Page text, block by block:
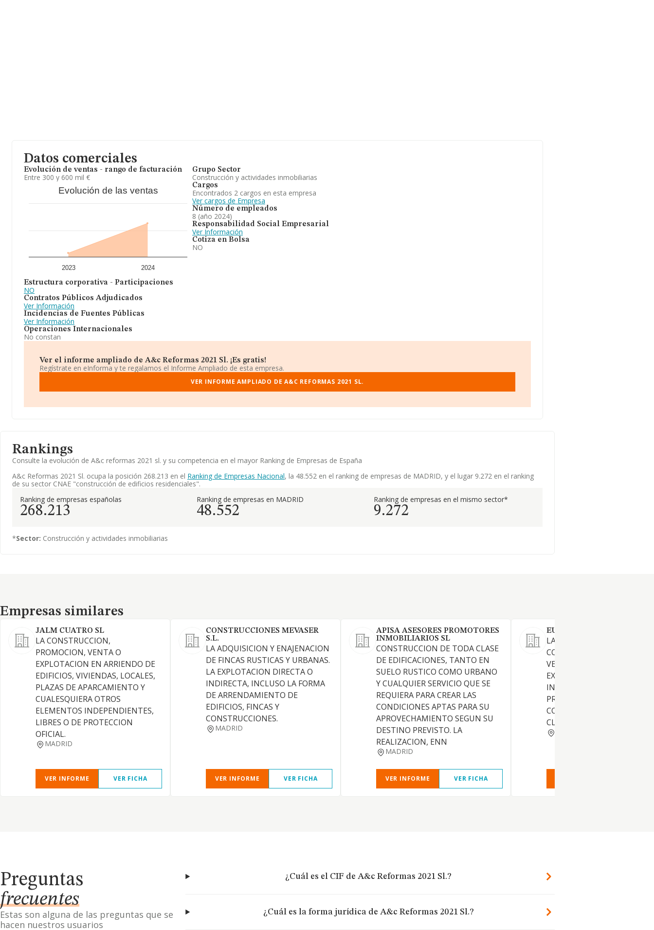
Datos comerciales
Evolución de ventas - rango de facturación
Entre 300 y 600 mil €
Evolución de las ventas
2023 2024
Estructura corporativa - Participaciones
NO
Contratos Públicos Adjudicados
Ver Información
Incidencias de Fuentes Públicas
Ver Información
Operaciones Internacionales
No constan
Grupo Sector
Construcción y actividades inmobiliarias
Cargos
Encontrados 2 cargos en esta empresa
Ver cargos de Empresa
Número de empleados
8 (año 2024)
Responsabilidad Social Empresarial
Ver Información
Cotiza en Bolsa
NO
Ver el informe ampliado de A&c Reformas 2021 Sl. ¡Es gratis!
Regístrate en eInforma y te regalamos el Informe Ampliado de esta empresa.
VER INFORME AMPLIADO DE A&C REFORMAS 2021 SL.
Rankings
Consulte la evolución de A&c reformas 2021 sl. y su competencia en el mayor Ranking de Empresas de España
A&c Reformas 2021 Sl. ocupa la posición 268.213 en el Ranking de Empresas Nacional, la 48.552 en el ranking de empresas de MADRID, y el lugar 9.272 en el ranking
de su sector CNAE "construcción de edificios residenciales".
Ranking de empresas españolas
268.213
Ranking de empresas en MADRID
48.552
Ranking de empresas en el mismo sector*
9.272
*Sector: Construcción y actividades inmobiliarias
Empresas similares
Empresas similares
JALM CUATRO SL
LA CONSTRUCCION,
PROMOCION, VENTA O
EXPLOTACION EN ARRIENDO DE
EDIFICIOS, VIVIENDAS, LOCALES,
PLAZAS DE APARCAMIENTO Y
CUALESQUIERA OTROS
ELEMENTOS INDEPENDIENTES,
LIBRES O DE PROTECCION
OFICIAL.
MADRID
VER INFORME VER FICHA
CONSTRUCCIONES MEVASER
S.L.
LA ADQUISICION Y ENAJENACION
DE FINCAS RUSTICAS Y URBANAS.
LA EXPLOTACION DIRECTA O
INDIRECTA, INCLUSO LA FORMA
DE ARRENDAMIENTO DE
EDIFICIOS, FINCAS Y
CONSTRUCCIONES.
MADRID
VER INFORME VER FICHA
APISA ASESORES PROMOTORES
INMOBILIARIOS SL
CONSTRUCCION DE TODA CLASE
DE EDIFICACIONES, TANTO EN
SUELO RUSTICO COMO URBANO
Y CUALQUIER SERVICIO QUE SE
REQUIERA PARA CREAR LAS
CONDICIONES APTAS PARA SU
APROVECHAMIENTO SEGUN SU
DESTINO PREVISTO. LA
REALIZACION, ENN
MADRID
VER INFORME VER FICHA
EUROSESEÑA SL
LA PROMOCION,
CONSTRUCCION, COMPRA,
VENTA, ARRENDAMIENTO Y
EXPLOTACION DE TODA
INMUEBLES, LA
PROYECTOS DE OBRAS Y
CONSTRUCCIONES DE TODA
CLASE
Preguntas
frecuentes
Estas son alguna de las preguntas que se
hacen nuestros usuarios
¿Cuál es el CIF de A&c Reformas 2021 Sl.?
¿Cuál es la forma jurídica de A&c Reformas 2021 Sl.?